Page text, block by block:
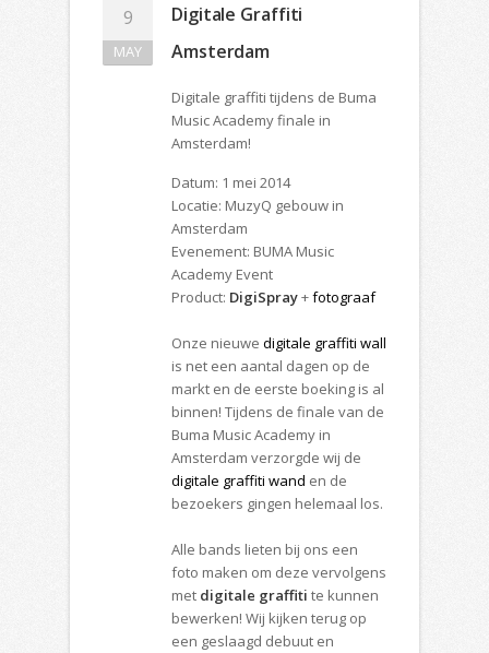
9
MAY
Digitale Graffiti
Amsterdam
Digitale graffiti tijdens de Buma
Music Academy finale in
Amsterdam!
Datum: 1 mei 2014
Locatie: MuzyQ gebouw in
Amsterdam
Evenement: BUMA Music
Academy Event
Product: DigiSpray+fotograaf
Onze nieuwe digitale graffiti wall
is net een aantal dagen op de
markt en de eerste boeking is al
binnen! Tijdens de finale van de
Buma Music Academy in
Amsterdam verzorgde wij de
digitale graffiti wand en de
bezoekers gingen helemaal los.
Alle bands lieten bij ons een
foto maken om deze vervolgens
met digitale graffiti te kunnen
bewerken! Wij kijken terug op
een geslaagd debuut en